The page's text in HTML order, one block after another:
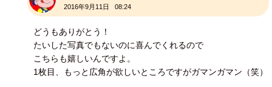
2016年9月11日 08:24
どうもありがとう！
たいした写真でもないのに喜んでくれるので
こちらも嬉しいんですよ。
1枚目、もっと広角が欲しいところですがガマンガマン（笑）